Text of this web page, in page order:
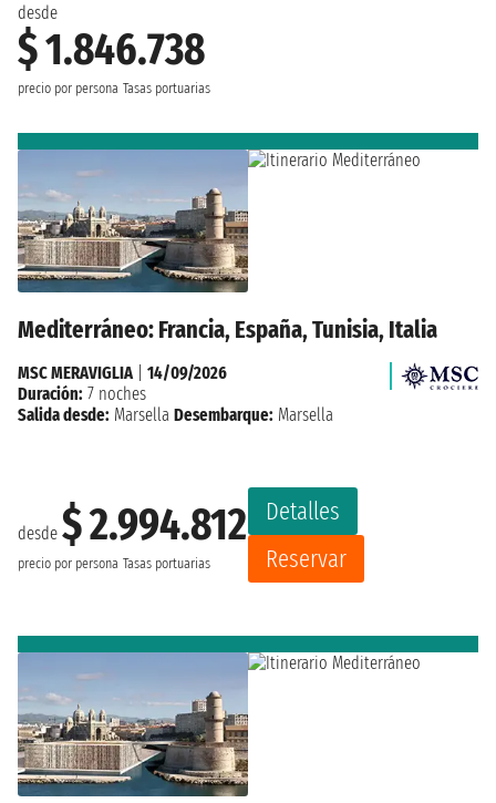
desde
$ 1.846.738
precio por persona Tasas portuarias
Mediterráneo: Francia, España, Tunisia, Italia
desde $ 2.994.812
precio por persona Tasas portuarias
Detalles
Reservar
MSC MERAVIGLIA| 14/09/2026
Duración: 7 noches
Salida desde: Marsella Desembarque: Marsella